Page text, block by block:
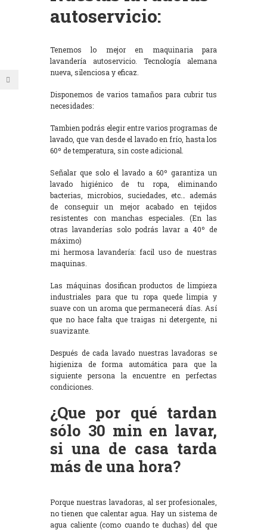
autoservicio:
Tenemos lo mejor en maquinaria para
lavandería autoservicio. Tecnología alemana
nueva, silenciosa y eficaz.
Disponemos de varios tamaños para cubrir tus
necesidades:
Tambien podrás elegir entre varios programas de
lavado, que van desde el lavado en frío, hasta los
60º de temperatura, sin coste adicional.
Señalar que solo el lavado a 60º garantiza un
lavado higiénico de tu ropa, eliminando
bacterias, microbios, suciedades, etc… además
de conseguir un mejor acabado en tejidos
resistentes con manchas especiales. (En las
otras lavanderías solo podrás lavar a 40º de
máximo)
mi hermosa lavandería: facil uso de nuestras
maquinas.
Las máquinas dosifican productos de limpieza
industriales para que tu ropa quede limpia y
suave con un aroma que permanecerá días. Así
que no hace falta que traigas ni detergente, ni
suavizante.
Después de cada lavado nuestras lavadoras se
higieniza de forma automática para que la
siguiente persona la encuentre en perfectas
condiciones.
¿Que por qué tardan
sólo 30 min en lavar,
si una de casa tarda
más de una hora?
Porque nuestras lavadoras, al ser profesionales,
no tienen que calentar agua. Hay un sistema de
agua caliente (como cuando te duchas) del que